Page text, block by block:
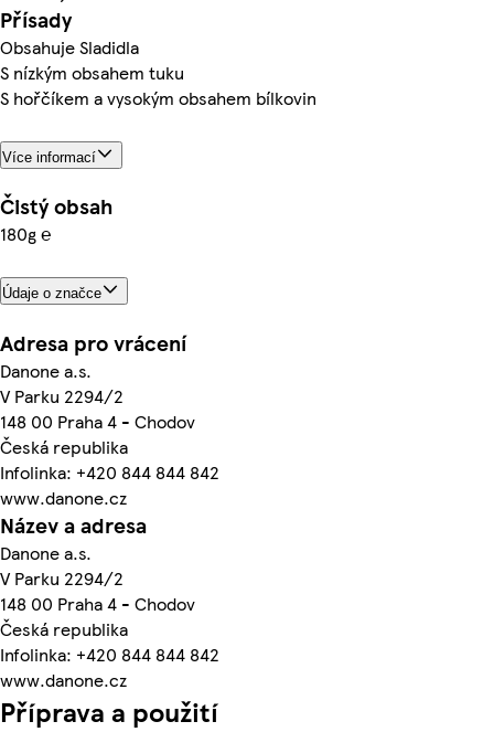
Přísady
Obsahuje Sladidla
S nízkým obsahem tuku
S hořčíkem a vysokým obsahem bílkovin
Více informací
Čistý obsah
180g ℮
Údaje o značce
Adresa pro vrácení
Danone a.s.
V Parku 2294/2
148 00 Praha 4 - Chodov
Česká republika
Infolinka: +420 844 844 842
www.danone.cz
Název a adresa
Danone a.s.
V Parku 2294/2
148 00 Praha 4 - Chodov
Česká republika
Infolinka: +420 844 844 842
www.danone.cz
Příprava a použití